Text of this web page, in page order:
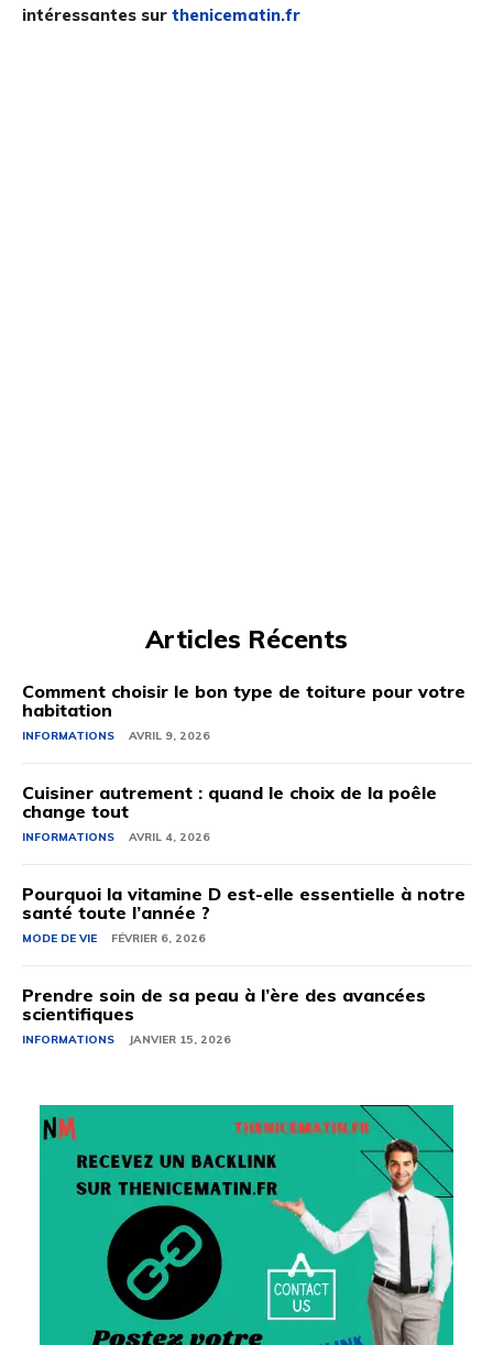
intéressantes sur thenicematin.fr
Articles Récents
Comment choisir le bon type de toiture pour votre
habitation
INFORMATIONS AVRIL 9, 2026
Cuisiner autrement : quand le choix de la poêle
change tout
INFORMATIONS AVRIL 4, 2026
Pourquoi la vitamine D est-elle essentielle à notre
santé toute l’année ?
MODE DE VIE FÉVRIER 6, 2026
Prendre soin de sa peau à l’ère des avancées
scientifiques
INFORMATIONS JANVIER 15, 2026